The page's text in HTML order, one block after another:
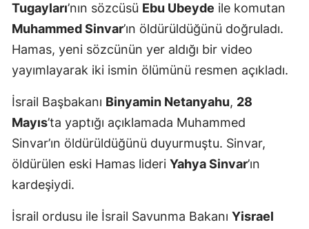
Tugayları’nın sözcüsü Ebu Ubeyde ile komutan
Muhammed Sinvar’ın öldürüldüğünü doğruladı.
Hamas, yeni sözcünün yer aldığı bir video
yayımlayarak iki ismin ölümünü resmen açıkladı.
İsrail Başbakanı Binyamin Netanyahu, 28
Mayıs’ta yaptığı açıklamada Muhammed
Sinvar’ın öldürüldüğünü duyurmuştu. Sinvar,
öldürülen eski Hamas lideri Yahya Sinvar’ın
kardeşiydi.
İsrail ordusu ile İsrail Savunma Bakanı Yisrael